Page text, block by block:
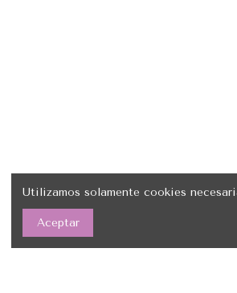
Utilizamos solamente cookies
Aceptar